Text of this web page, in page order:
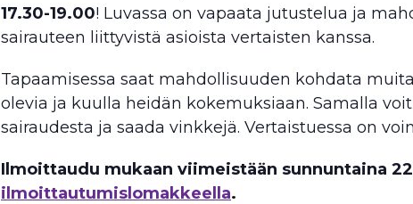
17.30-19.00! Luvassa on vapaata jutustelua ja
sairauteen liittyvistä asioista vertaisten kanssa.
Tapaamisessa saat mahdollisuuden kohdata
olevia ja kuulla heidän kokemuksiaan. Samalla
sairaudesta ja saada vinkkejä. Vertaistuessa on
Ilmoittaudu mukaan viimeistään sunnuntaina
ilmoittautumislomakkeella.